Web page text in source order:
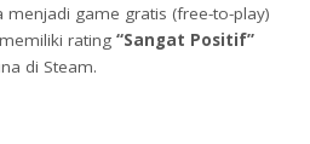
game gratis (free-to-play)
rating “Sangat Positif”
di Steam.